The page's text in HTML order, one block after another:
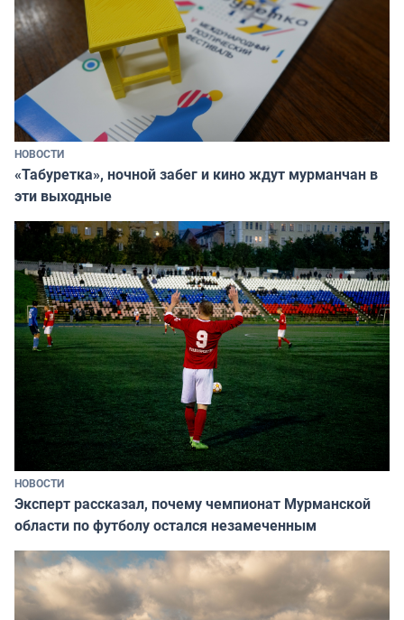
НОВОСТИ
«Табуретка», ночной забег и кино ждут мурманчан в
эти выходные
НОВОСТИ
Эксперт рассказал, почему чемпионат Мурманской
области по футболу остался незамеченным